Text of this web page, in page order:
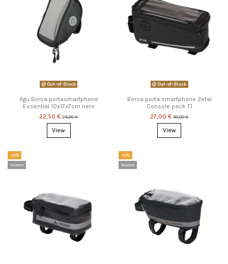
Out-of-Stock
Agu Borsa portasmartphone
Essential 10x17x7cm nero
22,50 € 25,00 €
View
Out-of-Stock
Borsa porta smartphone Zefal
Console pack T1
27,00 € 30,00 €
View
-10%
Nuovo
-10%
Nuovo